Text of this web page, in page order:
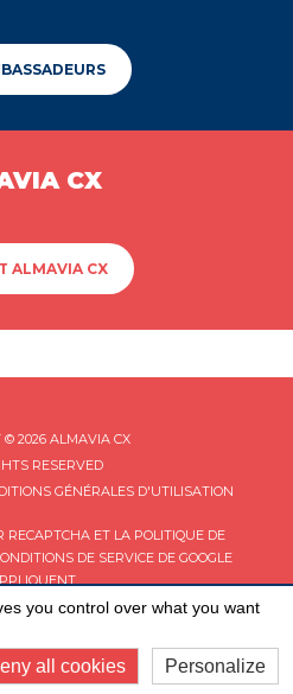
CX
ALMAVIA CX
© 2026 ALMAVIA CX
RESERVED
GÉNÉRALES D'UTILISATION
RECAPTCHA ET LA POLITIQUE DE
DE SERVICEDE GOOGLE
you control over what you want
all cookies Personalize